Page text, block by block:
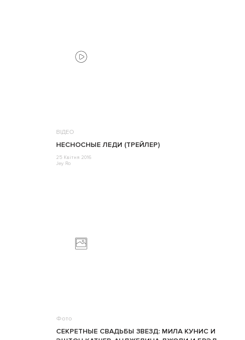
ВІДЕО
НЕСНОСНЫЕ ЛЕДИ (ТРЕЙЛЕР)
25 Квітня 2016
Jey Ro
Фото
СЕКРЕТНЫЕ СВАДЬБЫ ЗВЕЗД: МИЛА КУНИС И